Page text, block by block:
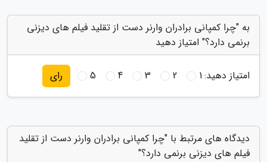
به "چرا کمپانی برادران وارنر دست از تقلید فیلم های دیزنی
برنمی دارد؟" امتیاز دهید
امتیاز دهید:1
2
3
4
5 رای
دیدگاه های مرتبط با "چرا کمپانی برادران وارنر دست از تقلید
فیلم های دیزنی برنمی دارد؟"